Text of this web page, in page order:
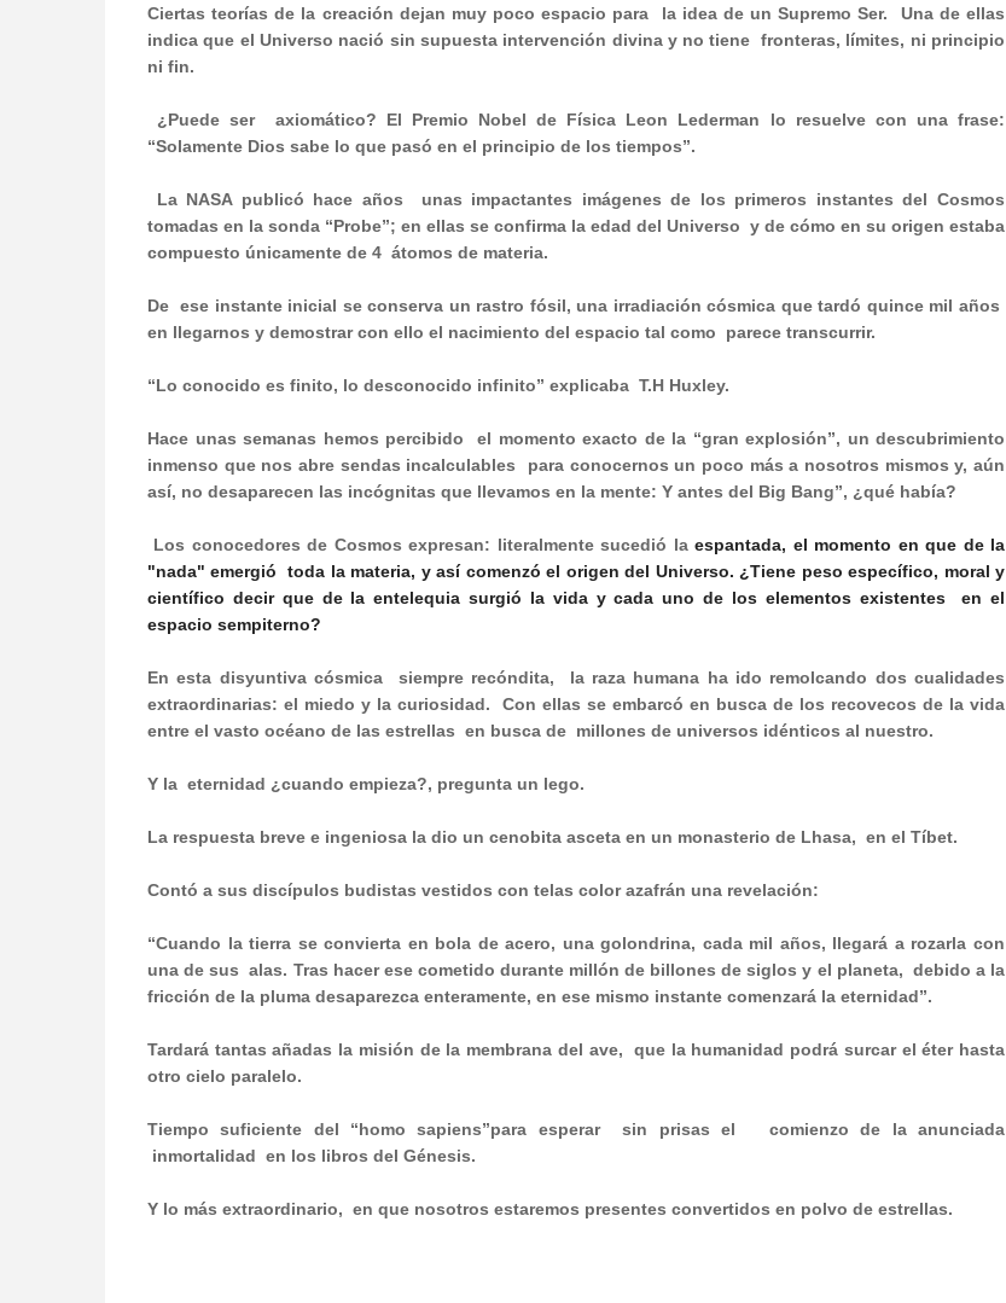
Ciertas teorías de la creación dejan muy poco espacio para la idea de un Supremo Ser.
Una de ellas
indica que el Universo nació sin supuesta intervención divina y no tiene fronteras, límites, ni principio
ni fin.
¿Puede ser
axiomático? El Premio Nobel de Física Leon Lederman lo resuelve con una frase:
“Solamente Dios sabe lo que pasó en el principio de los tiempos”.
La NASA publicó hace años
unas impactantes imágenes de los primeros instantes del Cosmos
tomadas en la sonda “Probe”; en ellas se confirma la edad del Universo y de cómo en su origen estaba
compuesto únicamente de 4 átomos de materia.
De ese instante inicial se conserva un rastro fósil, una irradiación cósmica que tardó quince mil años
en llegarnos y demostrar con ello el nacimiento del espacio tal como
parece transcurrir.
“Lo conocido es finito, lo desconocido infinito” explicaba T.H Huxley.
Hace unas semanas hemos percibido
el momento exacto de la “gran explosión”, un descubrimiento
inmenso que nos abre sendas incalculables
para conocernos un poco más a nosotros mismos y, aún
así, no desaparecen las incógnitas que llevamos en la mente: Y antes del Big Bang”, ¿qué había?
Los conocedores de Cosmos expresan: literalmente sucedió laespantada, el momento en que de la
"nada" emergió
toda la materia, y así comenzó el origen del Universo. ¿Tiene peso específico, moral y
científico decir que de la entelequia surgió la vida y cada uno de los elementos existentes
en el
espacio sempiterno?
En esta disyuntiva cósmica siempre recóndita,
la raza humana ha ido remolcando dos cualidades
extraordinarias: el miedo y la curiosidad.
Con ellas se embarcó en busca de los recovecos de la vida
entre el vasto océano de las estrellas en busca de millones de universos idénticos al nuestro.
Y la eternidad ¿cuando empieza?, pregunta un lego.
La respuesta breve e ingeniosa la dio un cenobita asceta en un monasterio de Lhasa, en el Tíbet.
Contó a sus discípulos budistas vestidos con telas color azafrán una revelación:
“Cuando la tierra se convierta en bola de acero, una golondrina, cada mil años, llegará a rozarla con
una de sus alas. Tras hacer ese cometido durante millón de billones de siglos y el planeta, debido a la
fricción de la pluma desaparezca enteramente, en ese mismo instante comenzará la eternidad”.
Tardará tantas añadas la misión de la membrana del ave,
que la humanidad podrá surcar el éter hasta
otro cielo paralelo.
Tiempo suficiente del “homo sapiens”para esperar sin prisas el
comienzo de la anunciada
inmortalidad en los libros del Génesis.
Y lo más extraordinario, en que nosotros estaremos presentes convertidos en polvo de estrellas.